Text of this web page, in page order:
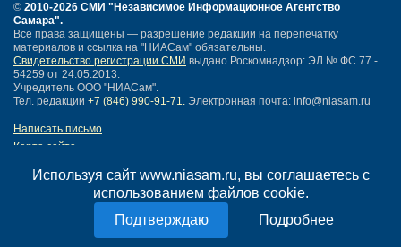
Используя сайт www.niasam.ru, вы соглашаетесь с
использованием файлов cookie.
Подробнее
© 2010-2026 СМИ "Независимое Информационное Агентство
Самара".
Все права защищены — разрешение редакции на перепечатку
материалов и ссылка на "НИАСам" обязательны.
Свидетельство регистрации СМИ выдано Роскомнадзор: ЭЛ № ФС 77 -
54259 от 24.05.2013.
Учредитель ООО "НИАСам".
Тел. редакции +7 (846) 990-91-71. Электронная почта: info@niasam.ru
Написать письмо
Карта сайта
Политика конфиденциальности
Согласие на обработку персональных данных